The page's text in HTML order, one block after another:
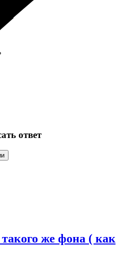
ответ
же фона ( как